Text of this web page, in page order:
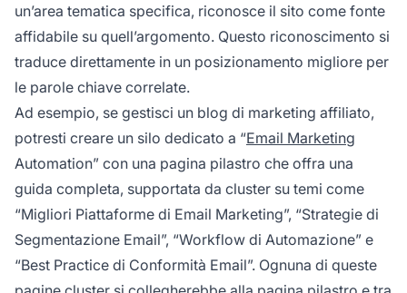
un’area tematica specifica, riconosce il sito come fonte
affidabile su quell’argomento. Questo riconoscimento si
traduce direttamente in un posizionamento migliore per
le parole chiave correlate.
Ad esempio, se gestisci un blog di marketing affiliato,
potresti creare un silo dedicato a “Email Marketing
Automation” con una pagina pilastro che offra una
guida completa, supportata da cluster su temi come
“Migliori Piattaforme di Email Marketing”, “Strategie di
Segmentazione Email”, “Workflow di Automazione” e
“Best Practice di Conformità Email”. Ognuna di queste